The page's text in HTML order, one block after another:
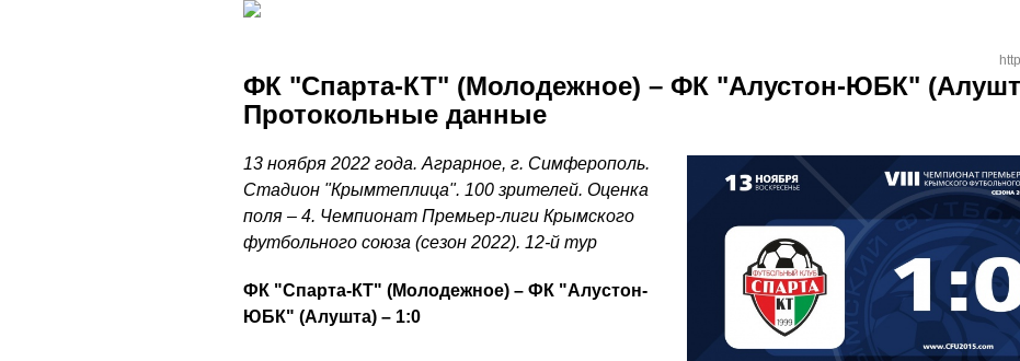
ФК "Спарта-КТ" (Молодежное) – ФК "Алустон-ЮБК"
Протокольные данные
13 ноября 2022 года. Аграрное, г. Симферополь.
Стадион "Крымтеплица". 100 зрителей. Оценка
поля – 4. Чемпионат Премьер-лиги Крымского
футбольного союза (сезон 2022). 12-й тур
ФК "Спарта-КТ" (Молодежное) – ФК "Алустон-
ЮБК" (Алушта) – 1:0